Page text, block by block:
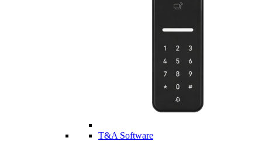
T&A Software